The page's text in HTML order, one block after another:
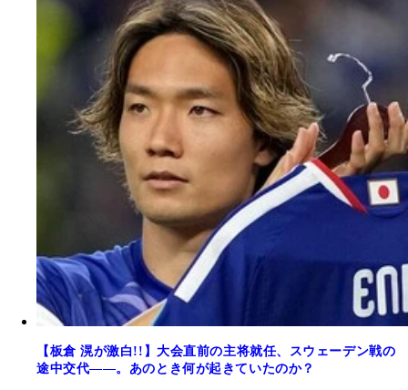
【板倉 滉が激白!!】大会直前の主将就任、スウェーデン戦の
途中交代――。あのとき何が起きていたのか？